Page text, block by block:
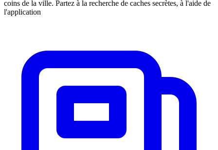
coins de la ville. Partez à la recherche de caches secrètes, à l'aide de
l'application